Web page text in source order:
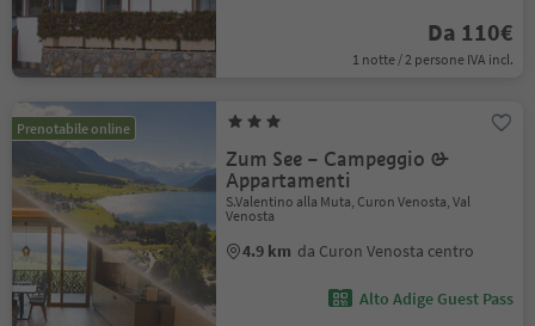
Da 110€
1 notte / 2 persone IVA incl.
Prenotabile online
Zum See – Campeggio &
Appartamenti
S.Valentino alla Muta, Curon Venosta, Val
Venosta
4.9 km da Curon Venosta centro
Alto Adige Guest Pass